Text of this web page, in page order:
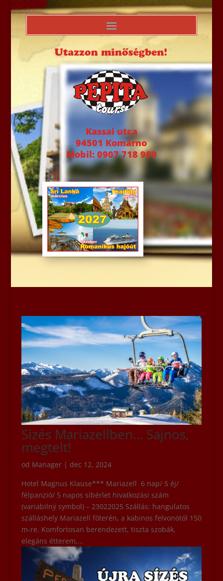
Kassai utca
94501 Komárno
Mobil: 0907 718 989
Sízés Mariazellben… Sajnos,
megtelt!
odManager|dec 12, 2024
Hotel Magnus Klause*** Mariazell 6 nap/ 5 éj/
félpanzió/ 5 napos síbérlet hivatkozási szám
(variabilný symbol) – 23022025 Szállás: hangulatos
szálláshely Mariazell főterén, a kabinos felvonótól 150
m-re. Komfortosan berendezett, tiszta szobák,
elegáns étterem,...